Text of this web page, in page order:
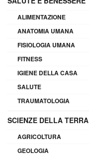
ALIMENTAZIONE
ANATOMIA UMANA
FISIOLOGIA UMANA
FITNESS
IGIENE DELLA CASA
SALUTE
TRAUMATOLOGIA
SCIENZE DELLA TERRA
AGRICOLTURA
GEOLOGIA